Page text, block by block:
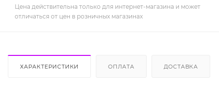
Цена действительна только для интернет-магазина и может
отличаться от цен в розничных магазинах
ХАРАКТЕРИСТИКИ ОПЛАТА ДОСТАВКА